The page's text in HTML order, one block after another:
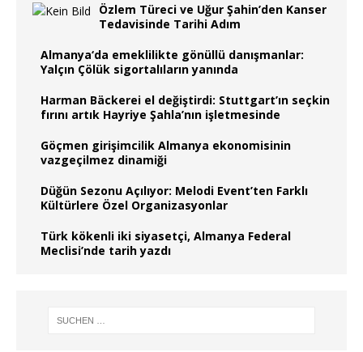
Özlem Türeci ve Uğur Şahin’den Kanser
Tedavisinde Tarihi Adım
Almanya‘da emeklilikte gönüllü danışmanlar:
Yalçın Çölük sigortalıların yanında
Harman Bäckerei el değiştirdi: Stuttgart’ın seçkin
fırını artık Hayriye Şahla’nın işletmesinde
Göçmen girişimcilik Almanya ekonomisinin
vazgeçilmez dinamiği
Düğün Sezonu Açılıyor: Melodi Event’ten Farklı
Kültürlere Özel Organizasyonlar
Türk kökenli iki siyasetçi, Almanya Federal
Meclisi’nde tarih yazdı